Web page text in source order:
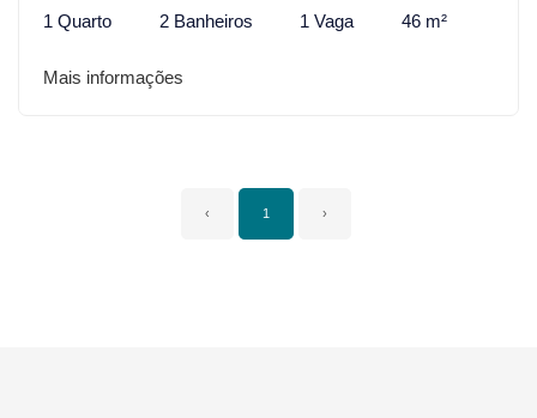
1 Quarto 2 Banheiros 1 Vaga 46 m²
Mais informações
‹ 1 ›